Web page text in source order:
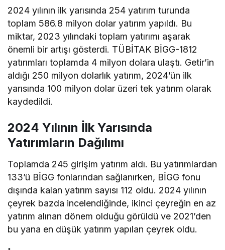
2024 yılının ilk yarısında 254 yatırım turunda
toplam 586.8 milyon dolar yatırım yapıldı. Bu
miktar, 2023 yılındaki toplam yatırımı aşarak
önemli bir artışı gösterdi. TÜBİTAK BİGG-1812
yatırımları toplamda 4 milyon dolara ulaştı. Getir’in
aldığı 250 milyon dolarlık yatırım, 2024’ün ilk
yarısında 100 milyon dolar üzeri tek yatırım olarak
kaydedildi.
2024 Yılının İlk Yarısında
Yatırımların Dağılımı
Toplamda 245 girişim yatırım aldı. Bu yatırımlardan
133’ü BİGG fonlarından sağlanırken, BİGG fonu
dışında kalan yatırım sayısı 112 oldu. 2024 yılının
çeyrek bazda incelendiğinde, ikinci çeyreğin en az
yatırım alınan dönem olduğu görüldü ve 2021’den
bu yana en düşük yatırım yapılan çeyrek oldu.